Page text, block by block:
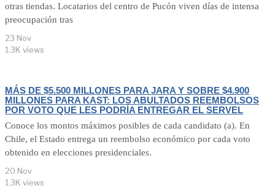
otras tiendas. Locatarios del centro de Pucón viven días de intensa
preocupación tras
23 Nov
1.3K views
MÁS DE $5.500 MILLONES PARA JARA Y SOBRE $4.900
MILLONES PARA KAST: LOS ABULTADOS REEMBOLSOS
POR VOTO QUE LES PODRÍA ENTREGAR EL SERVEL
Conoce los montos máximos posibles de cada candidato (a). En
Chile, el Estado entrega un reembolso económico por cada voto
obtenido en elecciones presidenciales.
20 Nov
1.3K views